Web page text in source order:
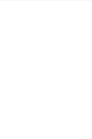
食道增添保護膜，
。
疝氣，醫生可能會